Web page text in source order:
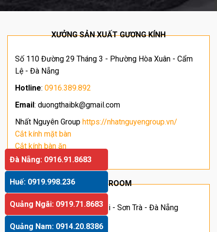
XƯỞNG SẢN XUẤT GƯƠNG KÍNH
Số 110 Đường 29 Tháng 3 - Phường Hòa Xuân - Cẩm
Lệ - Đà Nẵng
Hotline: 0916.389.892
Email : duongthaibk@gmail.com
Nhất Nguyên Group https://nhatnguyengroup.vn/
Cắt kính mặt bàn
Cắt kính bàn ăn
Giá kính cường lực
SHOWROOM
Địa chỉ: Số 63 Hoàng Sĩ Khải - Sơn Trà - Đà Nẵng
Hotline:091.66.11.055
Đà Nẵng: 0916.91.8683
Huế: 0919.998.236
Quảng Ngãi: 0919.71.8683
Quảng Nam: 0914.20.8386